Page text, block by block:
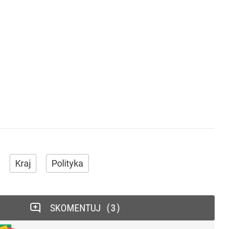
Kraj Polityka
SKOMENTUJ 3